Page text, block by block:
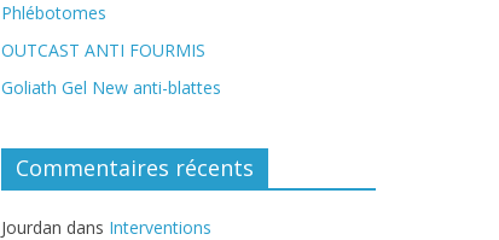
Phlébotomes
OUTCAST ANTI FOURMIS
Goliath Gel New anti-blattes
Commentaires récents
Jourdan dans Interventions